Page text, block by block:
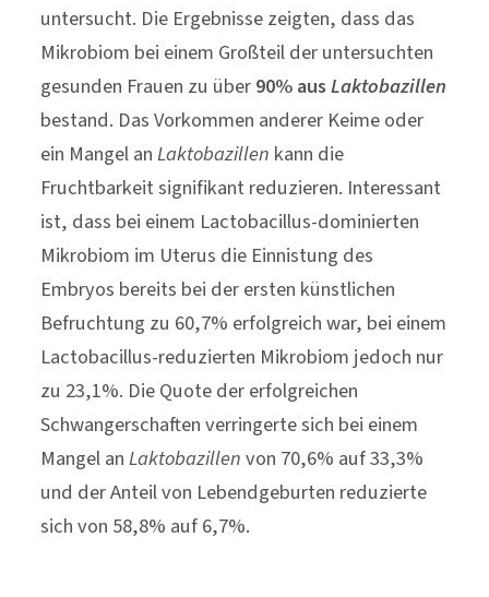
untersucht. Die Ergebnisse zeigten, dass das
Mikrobiom bei einem Großteil der untersuchten
gesunden Frauen zu über90% ausLaktobazillen
bestand. Das Vorkommen anderer Keime oder
ein Mangel anLaktobazillen kann die
Fruchtbarkeit signifikant reduzieren. Interessant
ist, dass bei einem Lactobacillus-dominierten
Mikrobiom im Uterus die Einnistung des
Embryos bereits bei der ersten künstlichen
Befruchtung zu 60,7% erfolgreich war, bei einem
Lactobacillus-reduzierten Mikrobiom jedoch nur
zu 23,1%. Die Quote der erfolgreichen
Schwangerschaften verringerte sich bei einem
Mangel anLaktobazillenvon 70,6% auf 33,3%
und der Anteil von Lebendgeburten reduzierte
sich von 58,8% auf 6,7%.